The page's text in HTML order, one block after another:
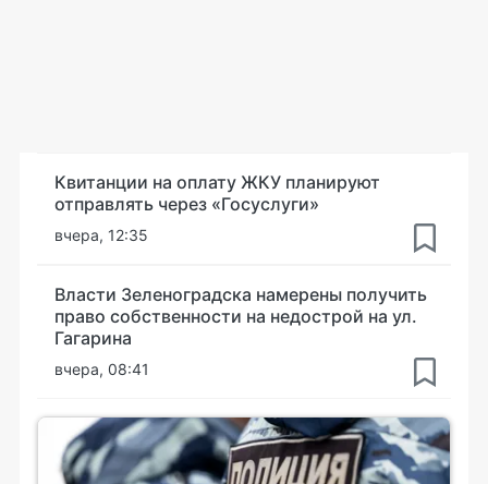
Квитанции на оплату ЖКУ планируют
отправлять через «Госуслуги»
вчера, 12:35
Власти Зеленоградска намерены получить
право собственности на недострой на ул.
Гагарина
вчера, 08:41